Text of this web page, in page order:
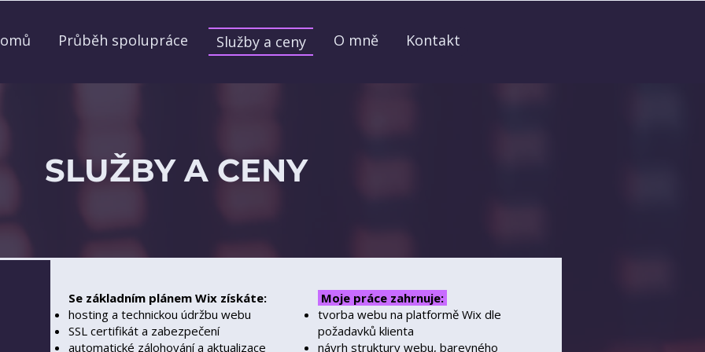
Průběh spolupráce Služby a ceny O mně Kontakt
SLUŽBY A CENY
Se základním plánem Wix získáte:
hosting a technickou údržbu webu
SSL certifikát a zabezpečení
automatické zálohování a aktualizace
Moje práce zahrnuje:
tvorba webu na platformě Wix dle
požadavků klienta
návrh struktury webu, barevného